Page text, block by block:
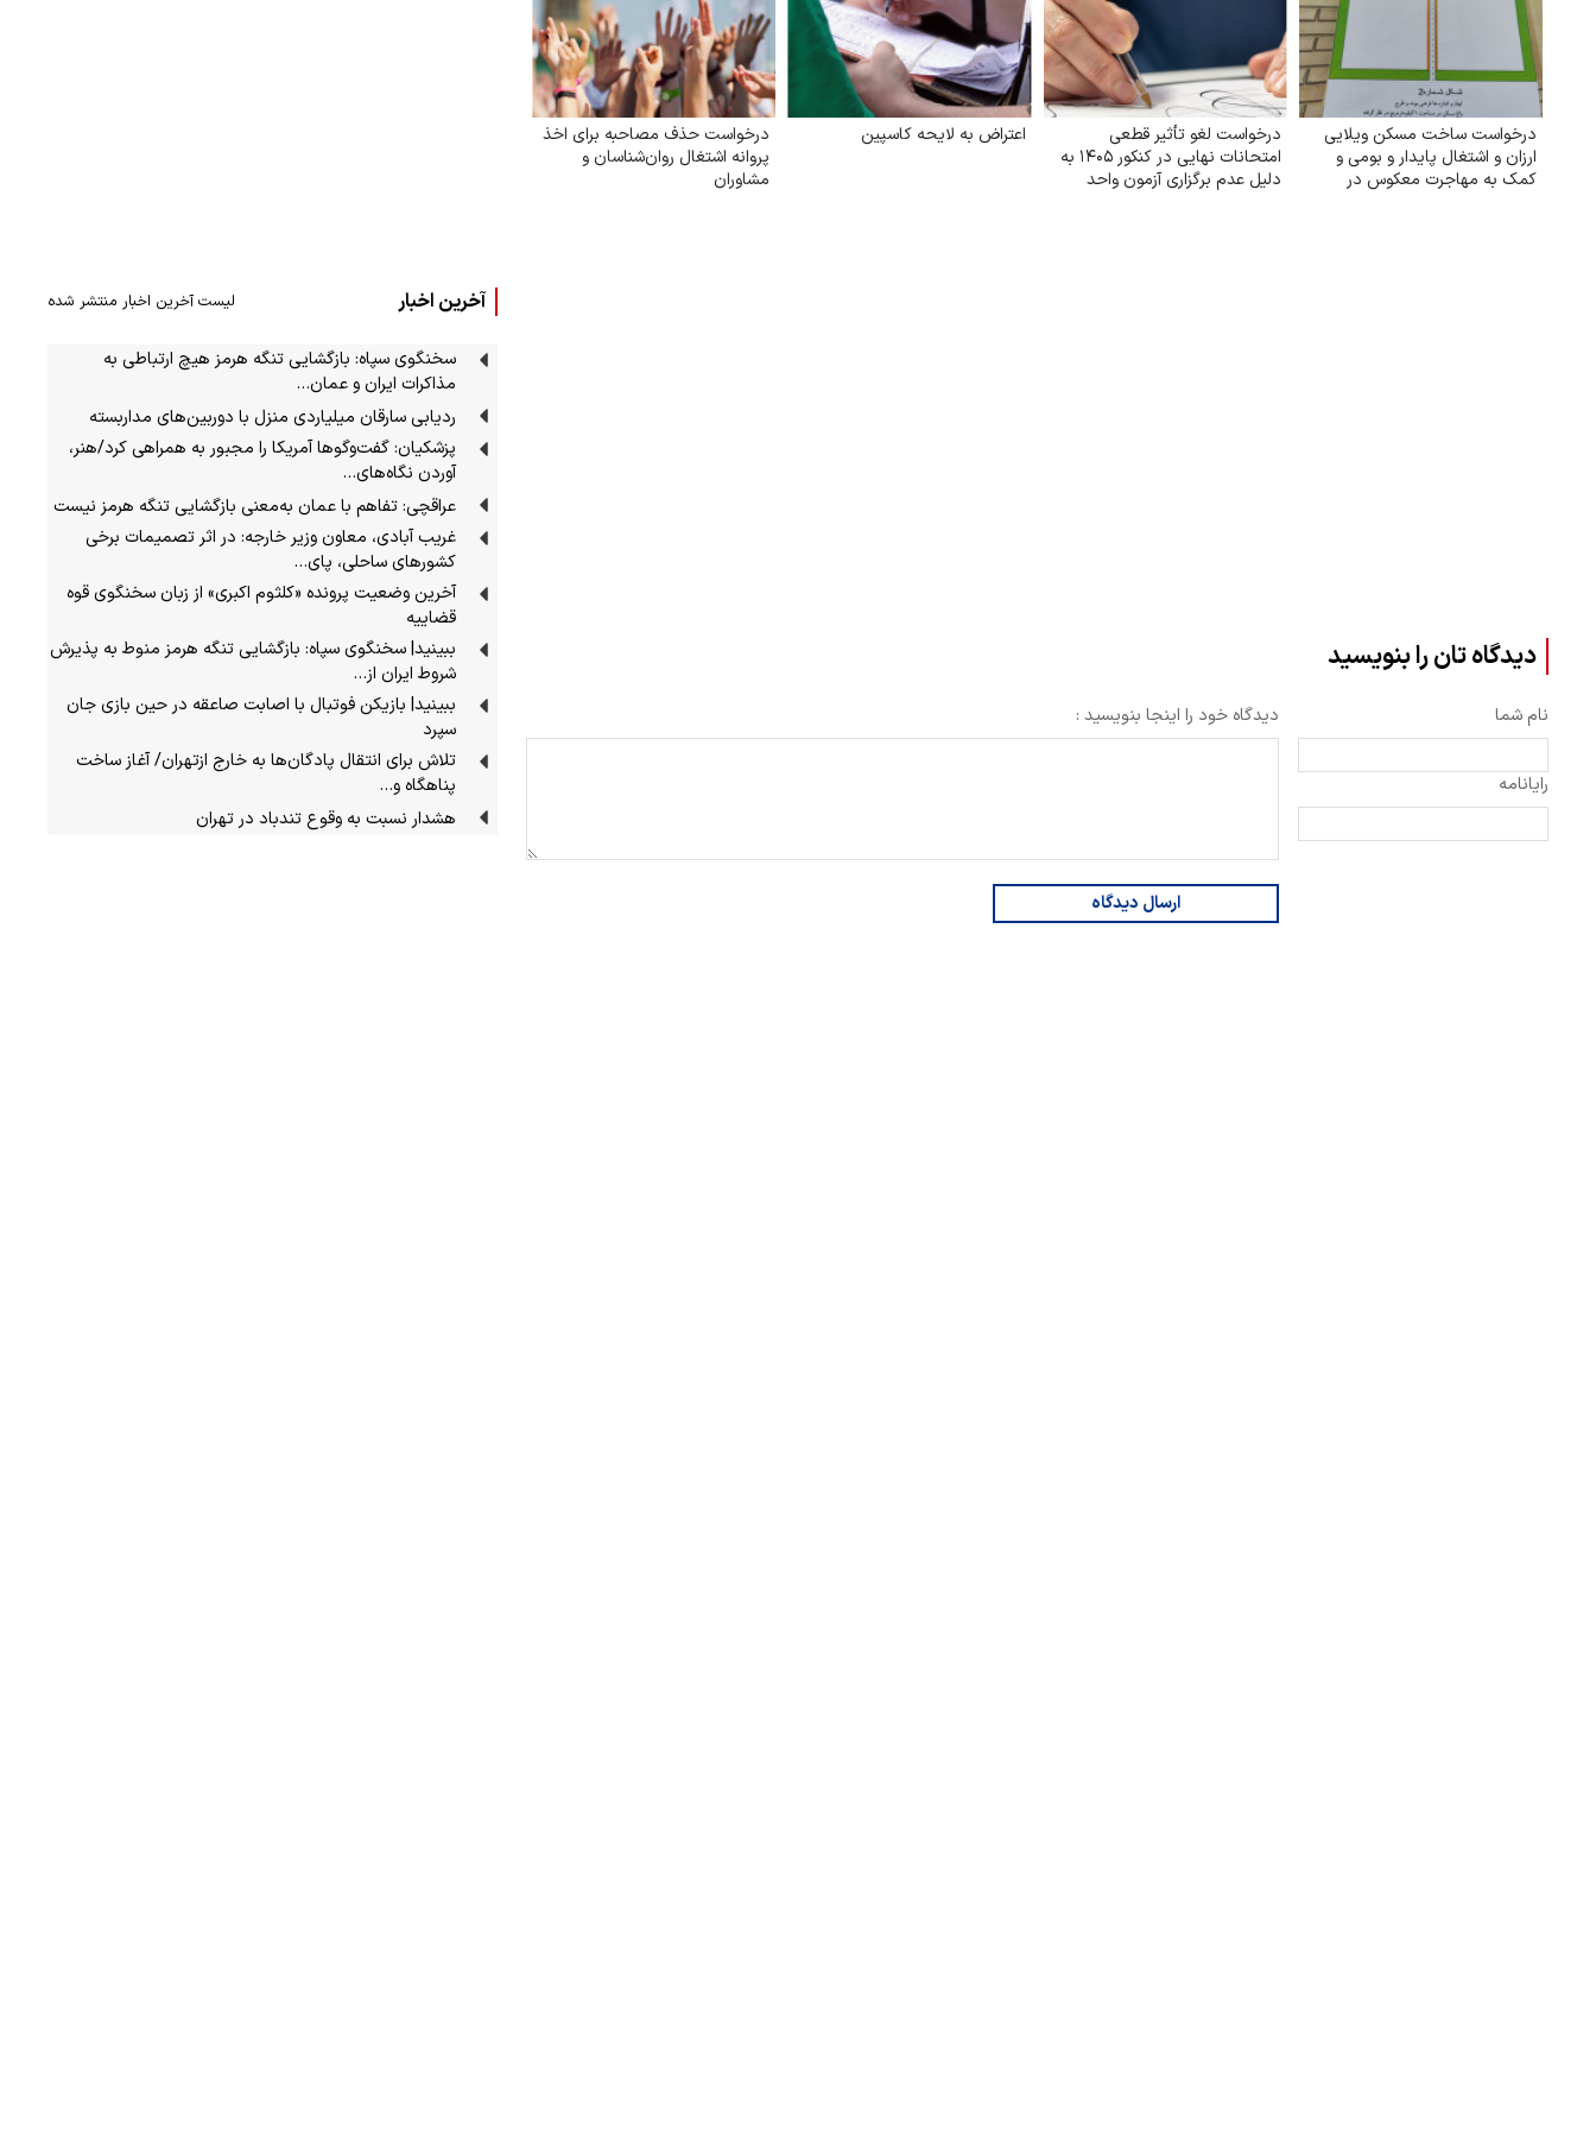
درخواست ساخت مسکن ویلایی
ارزان و اشتغال پایدار و بومی و
کمک به مهاجرت معکوس در
درخواست لغو تأثیر قطعی
امتحانات نهایی در کنکور ۱۴۰۵ به
دلیل عدم برگزاری آزمون واحد
اعتراض به لایحه کاسپین
درخواست حذف مصاحبه برای اخذ
پروانه اشتغال روان‌شناسان و
مشاوران
دیدگاه تان را بنویسید
نام شما
رایانامه
دیدگاه خود را اینجا بنویسید :
ارسال دیدگاه
آخرین اخبار لیست آخرین اخبار منتشر شده
سخنگوی سپاه: بازگشایی تنگه هرمز هیچ ارتباطی به
مذاکرات ایران و عمان…
ردیابی سارقان میلیاردی منزل با دوربین‌های مداربسته
پزشکیان: گفت‌وگوها آمریکا را مجبور به همراهی کرد/هنر،
آوردن نگاه‌های…
عراقچی: تفاهم با عمان به‌معنی بازگشایی تنگه هرمز نیست
غریب آبادی، معاون وزیر خارجه: در اثر تصمیمات برخی
کشورهای ساحلی، پای…
آخرین وضعیت پرونده «کلثوم اکبری» از زبان سخنگوی قوه
قضاییه
ببینید| سخنگوی سپاه: بازگشایی تنگه هرمز منوط به پذیرش
شروط ایران از…
ببینید| بازیکن فوتبال با اصابت صاعقه در حین بازی جان
سپرد
تلاش برای انتقال پادگان‌ها به خارج ازتهران/ آغاز ساخت
پناهگاه و…
هشدار نسبت به وقوع تندباد در تهران